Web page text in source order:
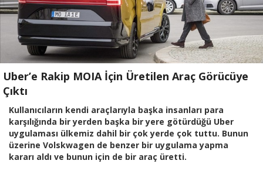
Uber’e Rakip MOIA İçin Üretilen Araç Görücüye
Çıktı
Kullanıcıların kendi araçlarıyla başka insanları para
karşılığında bir yerden başka bir yere götürdüğü Uber
uygulaması ülkemiz dahil bir çok yerde çok tuttu. Bunun
üzerine Volskwagen de benzer bir uygulama yapma
kararı aldı ve bunun için de bir araç üretti.